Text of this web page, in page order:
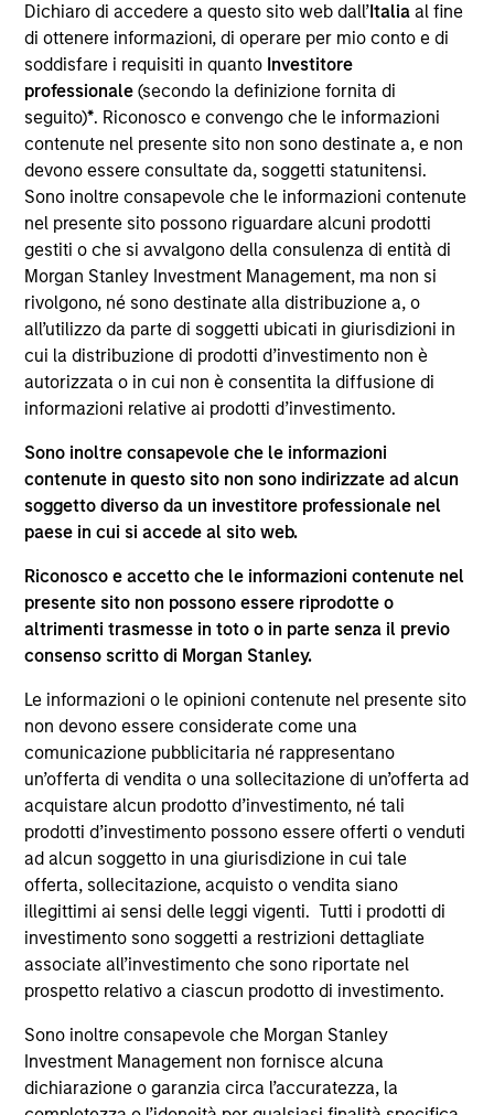
Dichiaro di accedere a questo sito web dall’Italia al fine
di ottenere informazioni, di operare per mio conto e di
soddisfare i requisiti in quanto Investitore
professionale(secondo la definizione fornita di
seguito)*. Riconosco e convengo che le informazioni
contenute nel presente sito non sono destinate a, e non
devono essere consultate da, soggetti statunitensi.
Sono inoltre consapevole che le informazioni contenute
nel presente sito possono riguardare alcuni prodotti
gestiti o che si avvalgono della consulenza di entità di
Morgan Stanley Investment Management, ma non si
rivolgono, né sono destinate alla distribuzione a, o
all’utilizzo da parte di soggetti ubicati in giurisdizioni in
cui la distribuzione di prodotti d’investimento non è
autorizzata o in cui non è consentita la diffusione di
informazioni relative ai prodotti d’investimento.
Sono inoltre consapevole che le informazioni
contenute in questo sito non sono indirizzate ad alcun
soggetto diverso da un investitore professionale nel
paese in cui si accede al sito web.
Riconosco e accetto che le informazioni contenute nel
presente sito non possono essere riprodotte o
altrimenti trasmesse in toto o in parte senza il previo
consenso scritto di Morgan Stanley.
Le informazioni o le opinioni contenute nel presente sito
non devono essere considerate come una
comunicazione pubblicitaria né rappresentano
un’offerta di vendita o una sollecitazione di un’offerta ad
acquistare alcun prodotto d’investimento, né tali
prodotti d’investimento possono essere offerti o venduti
ad alcun soggetto in una giurisdizione in cui tale
offerta, sollecitazione, acquisto o vendita siano
illegittimi ai sensi delle leggi vigenti. Tutti i prodotti di
investimento sono soggetti a restrizioni dettagliate
associate all’investimento che sono riportate nel
prospetto relativo a ciascun prodotto di investimento.
Sono inoltre consapevole che Morgan Stanley
Investment Management non fornisce alcuna
dichiarazione o garanzia circa l’accuratezza, la
Il presente materiale contiene informazioni relative ai
Comparti di Morgan Stanley Investment Funds, una
società di investimento a capitale variabile di diritto
lussemburghese. (la “Società”) è registrata nel
Granducato di Lussemburgo come organismo
d’investimento collettivo ai sensi della Parte 1 della Legge
del 17 dicembre 2010 e successive modifiche. La Società è
un organismo d’investimento collettivo in valori mobiliari
(“OICVM”).
Prima dell’adesione ai comparti, le richieste di
partecipazione non devono essere presentate senza aver
consultato l’ultima versione del Prospetto Informativo, del
documento contenente informazioni chiave (“KID”) o del
documento contenente informazioni chiave per gli
investitori (“KIID”), della relazione annuale e della
relazione semestrale (“Documenti di offerta”) o altri
documenti disponibili sul sito
https://www.morganstanley.com/im/msinvf/index.html
a titolo gratuito presso la Sede legale all’indirizzo
L-2633 Senningerberg, R.C.S. Lussemburgo B 29 192.
Le informazioni relative agli aspetti di sostenibilità del
Comparto e una sintesi dei diritti degli investitori sono
disponibili sul sito web sopra indicato.
Inoltre, gli investitori italiani sono invitati a prendere
visione del “Modulo completo di sottoscrizione” (Extended
Application Form), mentre la sezione “Informazioni
supplementari per Hong Kong” (“Additional Information for
Hong Kong Investors”) all’interno del Prospetto riguarda
in lingua tedesca del Prospetto Informativo, del
documento contenente informazioni chiave per gli
investitori (KID o KIID), dello statuto e delle relazioni
annuali e semestrali e ulteriori informazioni possono
essere ottenute dal rappresentante in Svizzera. Il
rappresentante in Svizzera è Carnegie Fund Services S.A.,
11, rue du Général-Dufour, 1204 Ginevra. L’agente pagatore
in Svizzera è Banque Cantonale de Genève, 17, quai de l’Ile,
1204 Ginevra.
Se la società di gestione del Comparto in questione decide
di cessare l’accordo di commercializzazione del Comparto
in un Paese del SEE in cui esso è registrato per la vendita,
lo farà nel rispetto delle norme OICVM.
rinvia alla pagina delGlossario.
Tutti i dati di performance sono calcolati in base al valore
del patrimonio netto (NAV), al netto delle spese, e non